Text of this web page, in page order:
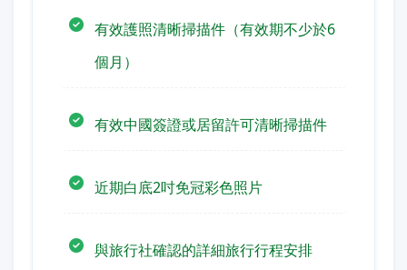
有效護照清晰掃描件（有效期不少於6
個月）
有效中國簽證或居留許可清晰掃描件
近期白底2吋免冠彩色照片
與旅行社確認的詳細旅行行程安排